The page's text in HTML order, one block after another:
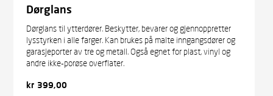
Dørglans
Dørglans til ytterdører. Beskytter, bevarer og gjennoppretter
lysstyrken i alle farger. Kan brukes på malte inngangsdører og
garasjeporter av tre og metall. Også egnet for plast, vinyl og
andre ikke-porøse overflater.
kr 399,00